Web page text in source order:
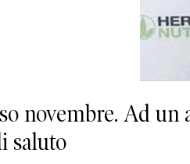
novembre. Ad
saluto